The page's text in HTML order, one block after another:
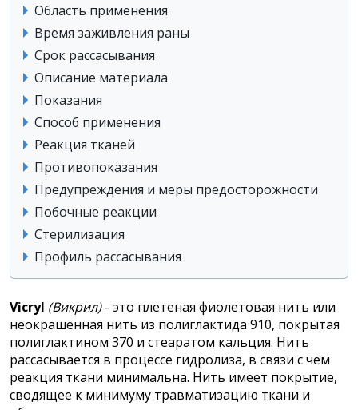
Область применения
Время заживления раны
Срок рассасывания
Описание материала
Показания
Способ применения
Реакция тканей
Противопоказания
Предупреждения и меры предосторожности
Побочные реакции
Стерилизация
Профиль рассасывания
Vicryl (Викрил)- это плетеная фиолетовая нить или
неокрашенная нить из полиглактида 910, покрытая
полиглактином 370 и стеаратом кальция. Нить
рассасывается в процессе гидролиза, в связи с чем
реакция ткани минимальна. Нить имеет покрытие,
сводящее к минимуму травматизацию ткани и